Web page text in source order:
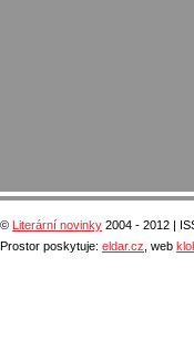
© Literární novinky 2004 - 2012 |
Prostor poskytuje: eldar.cz , web